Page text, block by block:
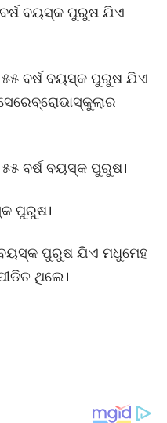
ବୟସ୍କ ପୁରୁଷ ଯିଏ
ବର୍ଷ ବୟସ୍କ ପୁରୁଷ ଯିଏ
ବର୍ଷ ବୟସ୍କ ପୁରୁଷ।
ପୁରୁଷ।
ବୟସ୍କ ପୁରୁଷ ଯିଏ ମଧୁମେହ
ଥିଲେ।